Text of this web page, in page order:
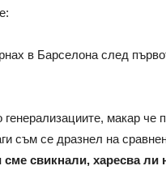
в Барселона след
макар че
съм се дразнел на
сме свикнали, харесва ли